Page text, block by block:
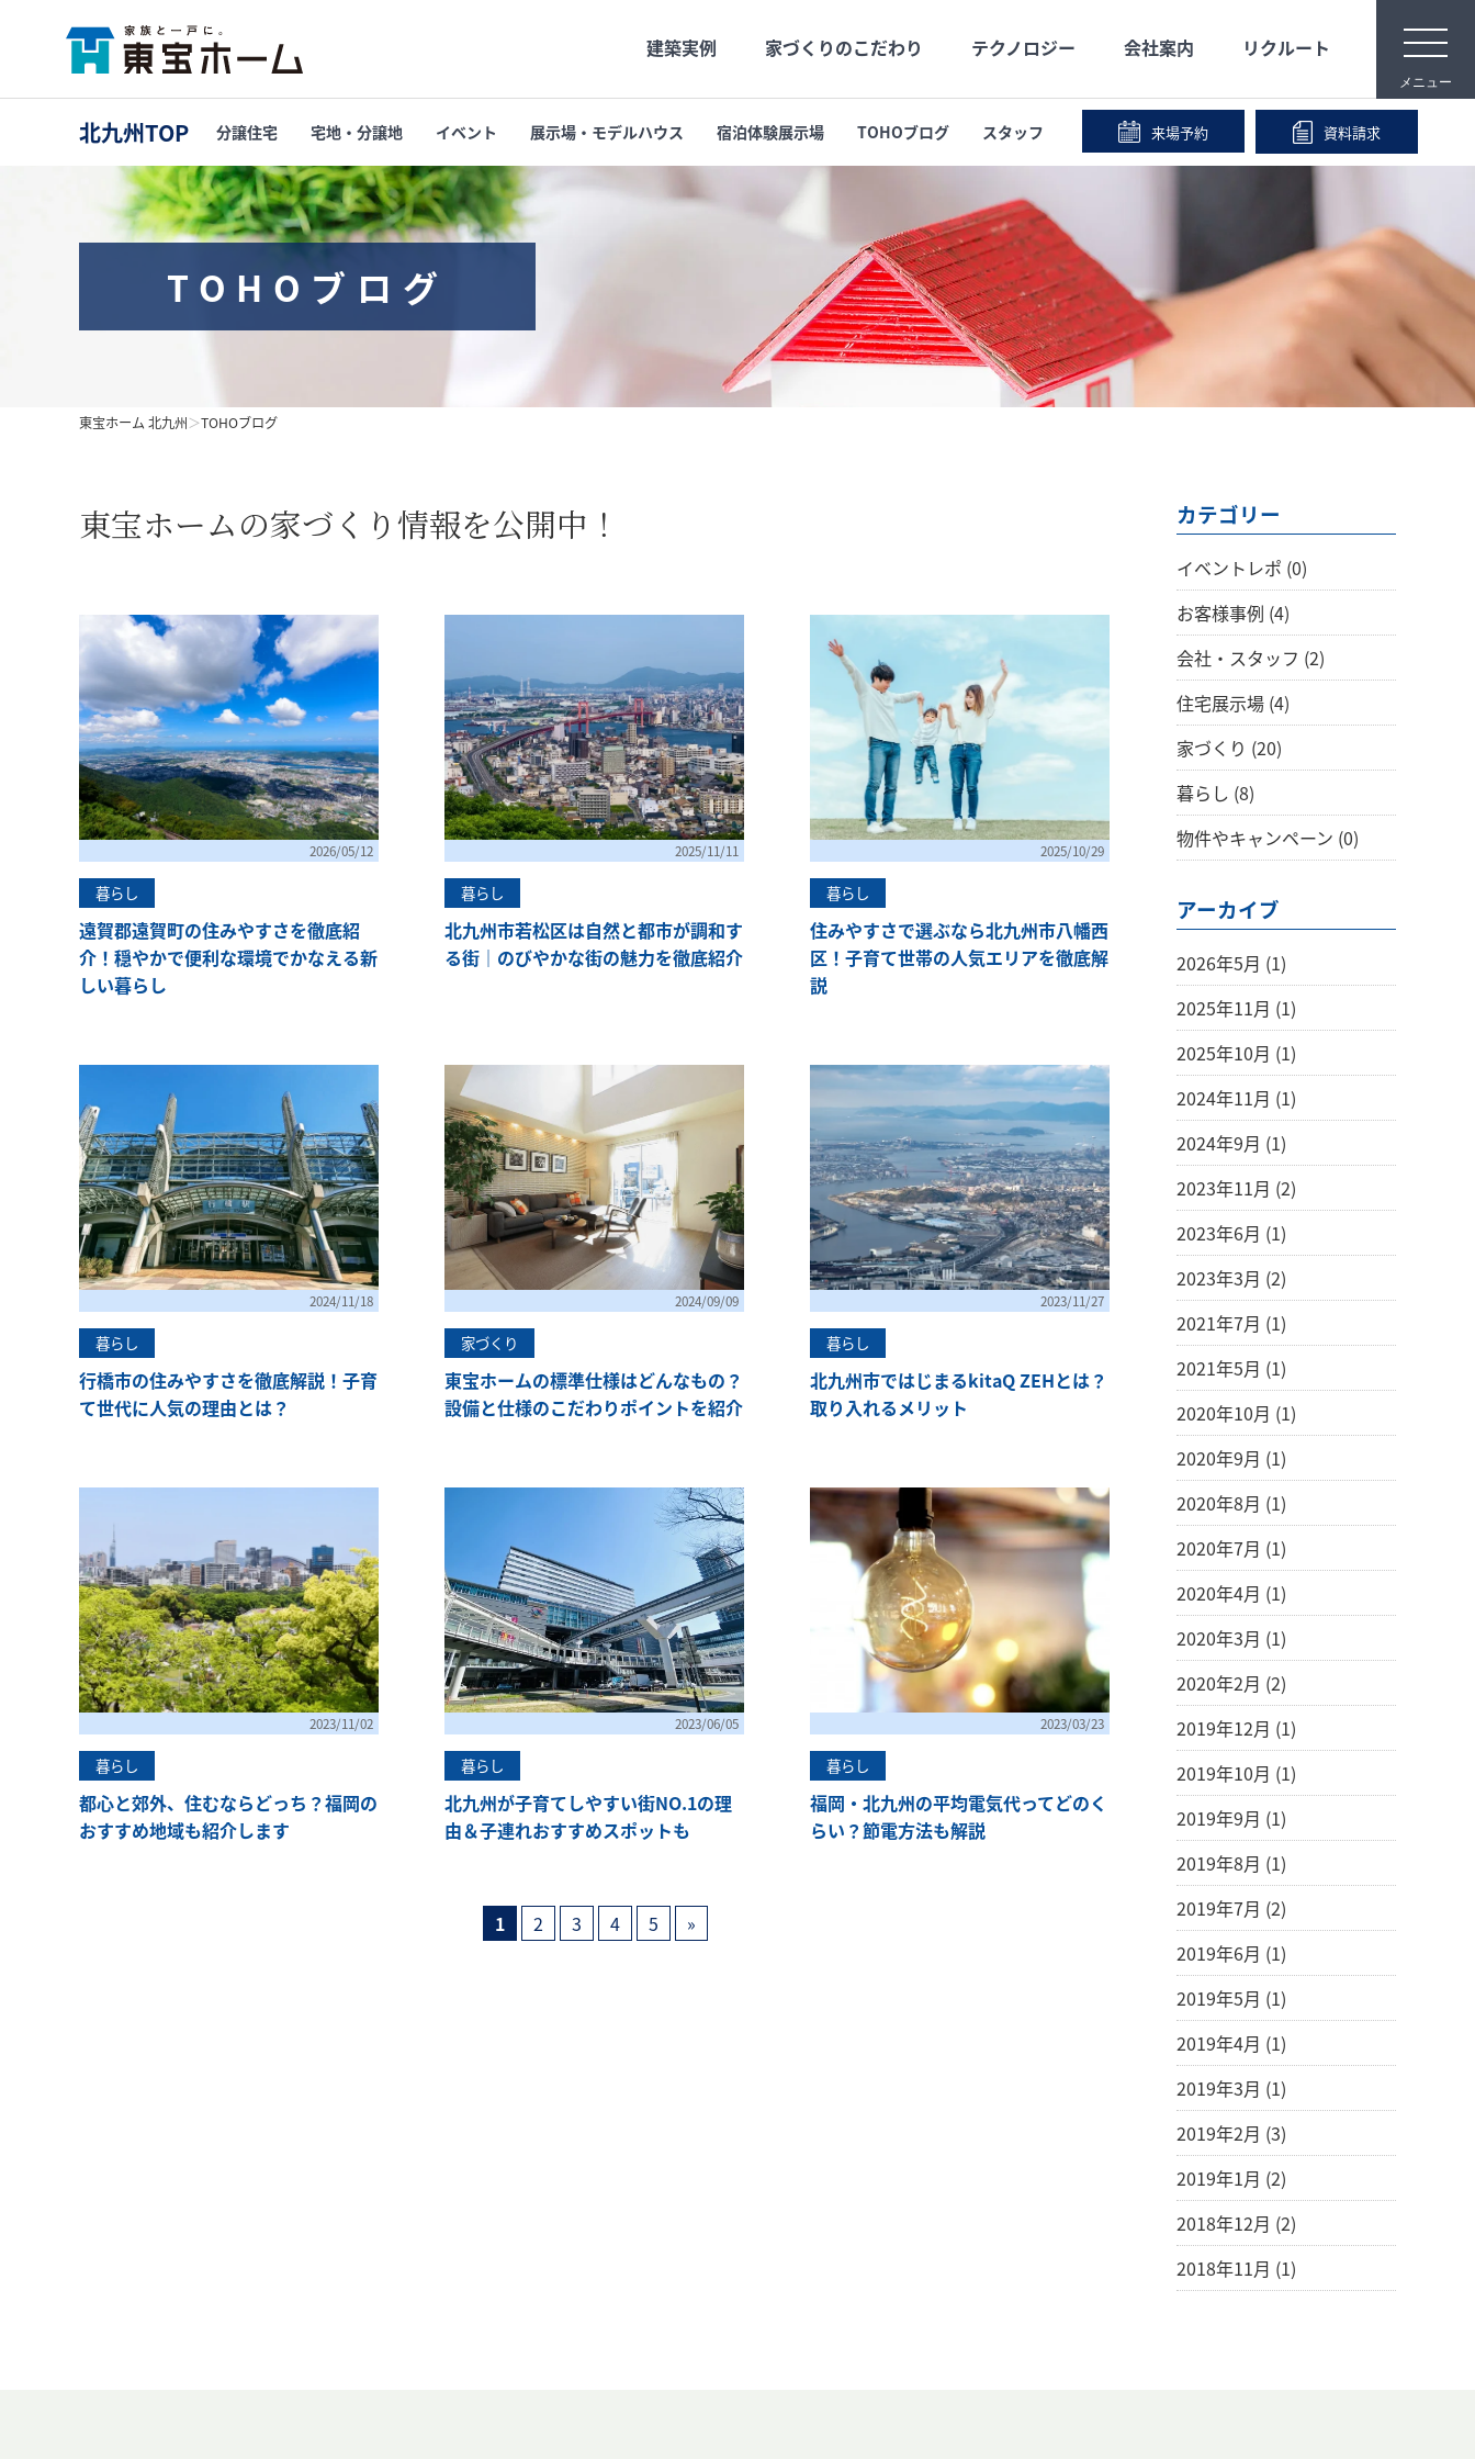
t
o
g
l
v
i
メニュー
建築実例 家づくりのこだわり
宿泊体験
テクノロジー 会社案内
メディア映像
事業内容
会社概要
IR情報
リクルート
北九州TOP 分譲住宅 宅地・分譲地 イベント 展示場・モデルハウス 宿泊体験展示場 TOHOブログ スタッフ 来場予約 資料請求
TOHOブログ
東宝ホーム 北九州＞TOHOブログ
東宝ホームの家づくり情報を公開中！
2026/05/12
暮らし
遠賀郡遠賀町の住みやすさを徹底紹
介！穏やかで便利な環境でかなえる新
しい暮らし
2025/11/11
暮らし
北九州市若松区は自然と都市が調和す
る街｜のびやかな街の魅力を徹底紹介
2025/10/29
暮らし
住みやすさで選ぶなら北九州市八幡西
区！子育て世帯の人気エリアを徹底解
説
2024/11/18
暮らし
行橋市の住みやすさを徹底解説！子育
て世代に人気の理由とは？
2024/09/09
家づくり
東宝ホームの標準仕様はどんなもの？
設備と仕様のこだわりポイントを紹介
2023/11/27
暮らし
北九州市ではじまるkitaQ ZEHとは？
取り入れるメリット
2023/11/02
暮らし
都心と郊外、住むならどっち？福岡の
おすすめ地域も紹介します
2023/06/05
暮らし
北九州が子育てしやすい街NO.1の理
由＆子連れおすすめスポットも
2023/03/23
暮らし
福岡・北九州の平均電気代ってどのく
らい？節電方法も解説
1 2 3 4 5 »
カテゴリー
イベントレポ (0)
お客様事例 (4)
会社・スタッフ (2)
住宅展示場 (4)
家づくり (20)
暮らし (8)
物件やキャンペーン (0)
アーカイブ
2026年5月 (1)
2025年11月 (1)
2025年10月 (1)
2024年11月 (1)
2024年9月 (1)
2023年11月 (2)
2023年6月 (1)
2023年3月 (2)
2021年7月 (1)
2021年5月 (1)
2020年10月 (1)
2020年9月 (1)
2020年8月 (1)
2020年7月 (1)
2020年4月 (1)
2020年3月 (1)
2020年2月 (2)
2019年12月 (1)
2019年10月 (1)
2019年9月 (1)
2019年8月 (1)
2019年7月 (2)
2019年6月 (1)
2019年5月 (1)
2019年4月 (1)
2019年3月 (1)
2019年2月 (3)
2019年1月 (2)
2018年12月 (2)
2018年11月 (1)